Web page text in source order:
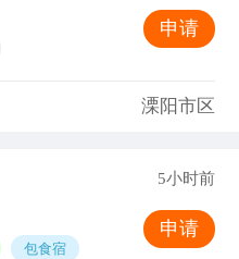
申请
溧阳市区
5小时前
包食宿
申请